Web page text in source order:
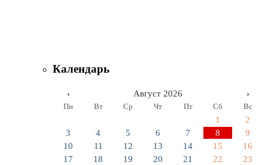
Календарь
‹ Август 2026 ›
Пн Вт Ср Чт Пт Сб Вс
1
2
3
4 5 6 7 8
9
10
11 12 13 14 15
16
17
18 19 20 21 22
23